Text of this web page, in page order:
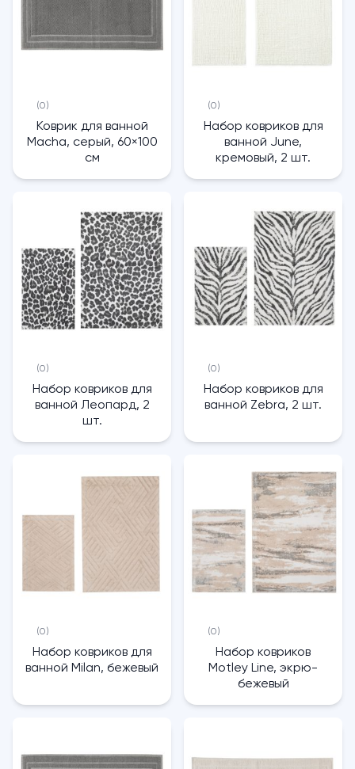
(0)
Коврик для ванной
Macha, серый, 60×100
см
(0)
Набор ковриков для
ванной June,
кремовый, 2 шт.
(0)
Набор ковриков для
ванной Леопард, 2
шт.
(0)
Набор ковриков для
ванной Zebra, 2 шт.
(0)
Набор ковриков для
ванной Milan, бежевый
(0)
Набор ковриков
Motley Line, экрю-
бежевый